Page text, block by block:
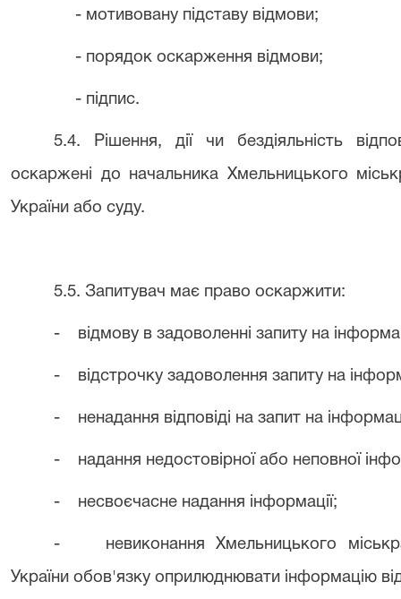
- мотивовану підставу відмови;
- порядок оскарження відмови;
- підпис.
5.4. Рішення, дії чи бездіяльність
оскаржені до начальника Хмельницького
України або суду.
5.5. Запитувач має право оскаржити:
- відмову в задоволенні запиту на
- відстрочку задоволення запиту на
- ненадання відповіді на запит на
- надання недостовірної або неповної
- несвоєчасне надання інформації;
- невиконання Хмельницького
України обов'язку оприлюднювати інформацію